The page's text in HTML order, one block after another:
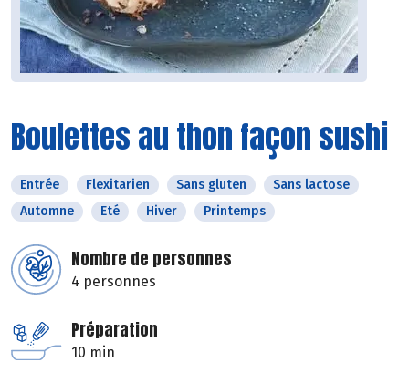
Boulettes au thon façon sushi
Entrée Flexitarien Sans gluten
Sans lactose
Automne
Eté Hiver Printemps
Nombre de personnes
4 personnes
Préparation
10 min